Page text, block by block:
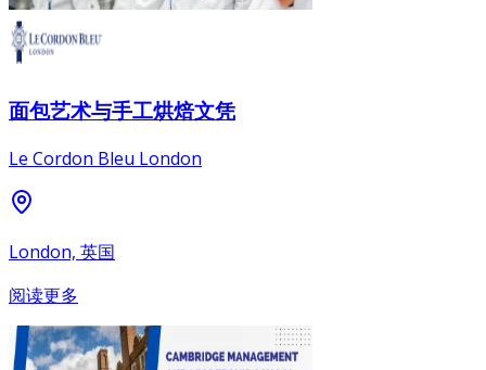
面包艺术与手工烘焙文凭
Le Cordon Bleu London
London, 英国
阅读更多